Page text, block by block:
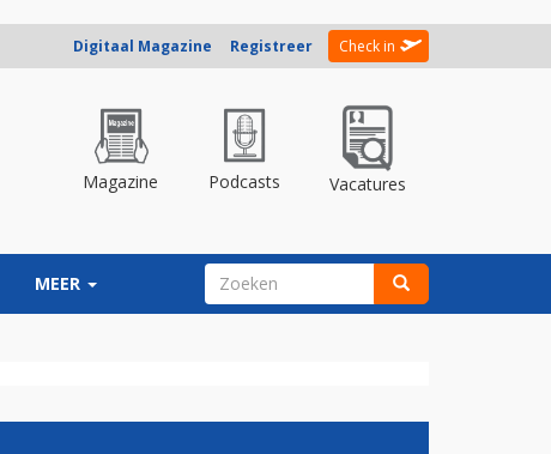
Digitaal Magazine Registreer Check in
Magazine Podcasts Vacatures
MEER ZOEKVELD